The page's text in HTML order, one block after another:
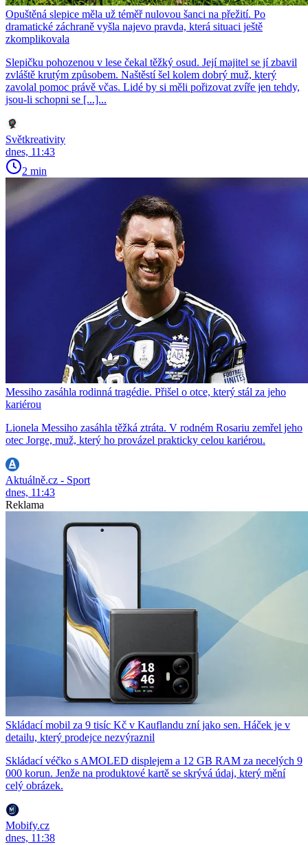
Opuštěná slepice měla už téměř nulovou šanci na přežití. Po
dramatické záchraně vyšla najevo pravda, která situaci ještě
zkomplikovala
Slepičku pohozenou v lese čekal těžký osud. Její majitel se jí zbavil
zvláště krutým způsobem. Naštěstí šel kolem dobrý muž, který
zavolal pomoc právě včas. Lidé by si měli pořizovat zvíře jen tehdy,
jsou-li schopni se [...]...
Světkreativity
dnes, 11:43
2 min
Messiho zasáhla rodinná tragédie. Přišel o otce, který stál za jeho
kariérou
Lionela Messiho zasáhla těžká ztráta. V rodném Rosariu zemřel jeho
otec Jorge, muž, který ho provázel prakticky celou kariérou.
Aktuálně.cz - Sport
dnes, 11:43
Reklama
Skládací mobil za 9 tisíc Kč v Kauflandu zní jako sen. Háček je v
detailu, který prodejce nezvýraznil
Skládací véčko s AMOLED displejem a 12 GB RAM za necelých 9
000 korun. Jenže na produktové kartě se skrývá údaj, který mění
celý obrázek.
Mobify.cz
dnes, 11:38